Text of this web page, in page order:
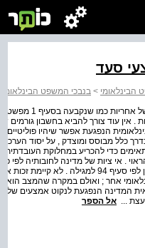
הבינלאומי > בנבכי המשפט הבינלאומי
ההגדרה
. אין עוד צורך להביא בחשבון גורמים
הנפגעת אפשר שיהיו
כלל מבוסס ומוצדק , על יסוד
כדי להכריע במחלוקת העובדתית
. אי ציות של מדינה לחובותיה לפי
אל מועצת הביטחון לפי סעיף 94
אחר ; ואולם במקרה שהמצב
... אל הספר